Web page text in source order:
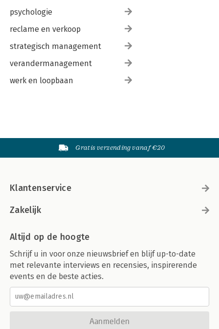
psychologie
reclame en verkoop
strategisch management
verandermanagement
werk en loopbaan
Gratis verzending vanaf €20
Klantenservice
Zakelijk
Altijd op de hoogte
Schrijf u in voor onze nieuwsbrief en blijf up-to-date
met relevante interviews en recensies, inspirerende
events en de beste acties.
Aanmelden